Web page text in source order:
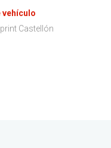
vehículo
Castellón